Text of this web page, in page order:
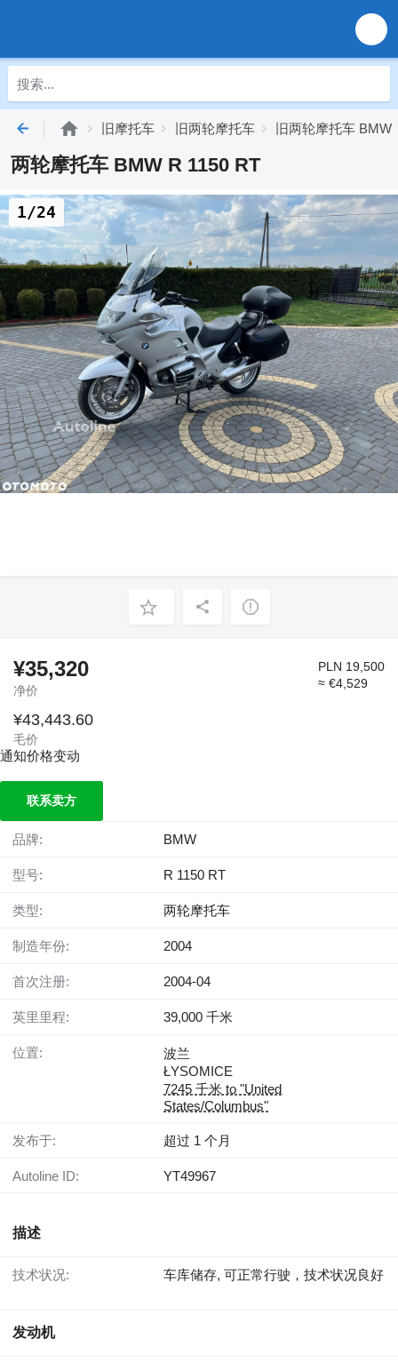
旧摩托车 旧两轮摩托车 旧两轮摩托车 BMW
两轮摩托车 BMW R 1150 RT
1/24
¥35,320
净价
PLN 19,500
≈ €4,529
¥43,443.60
毛价
通知价格变动
联系卖方
品牌: BMW
型号: R 1150 RT
类型: 两轮摩托车
制造年份: 2004
首次注册: 2004-04
英里里程: 39,000 千米
位置:
波兰
ŁYSOMICE
7245 千米 to "United
States/Columbus"
发布于: 超过 1 个月
Autoline ID: YT49967
描述
技术状况: 车库储存, 可正常行驶，技术状况良好
发动机